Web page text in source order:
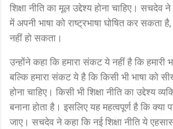
शिक्षा नीति का मूल उद्देश्य होना चाहिए। सचदेव
में अपनी भाषा को राष्ट्रभाषा घोषित कर सकता है,
नहीं हो सकता।
उन्होंने कहा कि हमारा संकट ये नहीं है कि हमारी
बल्कि हमारा संकट ये है कि किसी भी भाषा को
होना चाहिए। किसी भी शिक्षा नीति का उद्देश्य
बनाना होता है। इसलिए यह महत्वपूर्ण है कि
जाए। सचदेव ने कहा कि नई शिक्षा नीति ये